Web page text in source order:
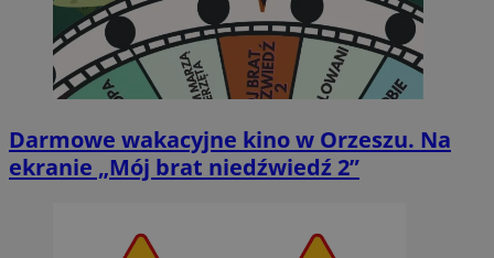
Darmowe wakacyjne kino w Orzeszu. Na
ekranie „Mój brat niedźwiedź 2”